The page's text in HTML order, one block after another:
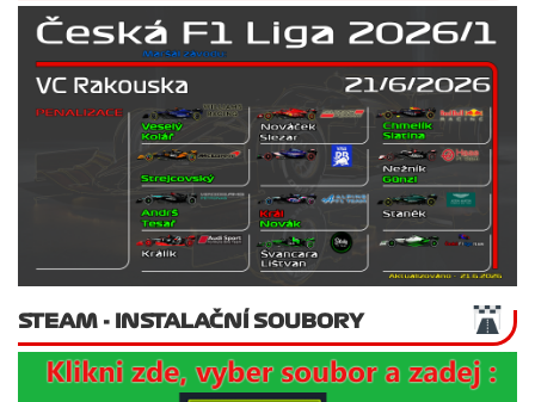
STEAM - INSTALAČNÍ SOUBORY